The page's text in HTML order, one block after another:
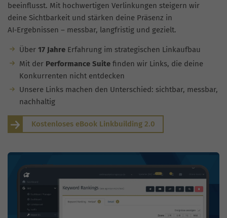
beeinflusst. Mit hochwertigen Verlinkungen steigern wir
deine Sichtbarkeit und stärken deine Präsenz in
AI‑Ergebnissen – messbar, langfristig und gezielt.
Über 17 JahreErfahrung im strategischen Linkaufbau
Mit der Performance Suitefinden wir Links, die deine
Konkurrenten nicht entdecken
Unsere Links machen den Unterschied: sichtbar, messbar,
nachhaltig
Kostenloses eBook Linkbuilding 2.0